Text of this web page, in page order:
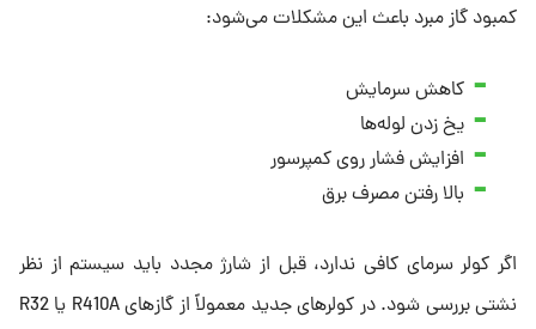
کمبود گاز مبرد باعث این مشکلات می‌شود:
کاهش سرمایش
یخ زدن لوله‌ها
افزایش فشار روی کمپرسور
بالا رفتن مصرف برق
اگر کولر سرمای کافی ندارد، قبل از شارژ مجدد باید سیستم از نظر
نشتی بررسی شود. در کولرهای جدید معمولاً از گازهای R410A یا R32